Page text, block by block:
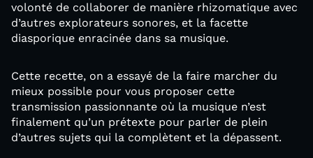
volonté de collaborer de manière rhizomatique avec
d’autres explorateurs sonores, et la facette
diasporique enracinée dans sa musique.
Cette recette, on a essayé de la faire marcher du
mieux possible pour vous proposer cette
transmission passionnante où la musique n’est
finalement qu’un prétexte pour parler de plein
d’autres sujets qui la complètent et la dépassent.